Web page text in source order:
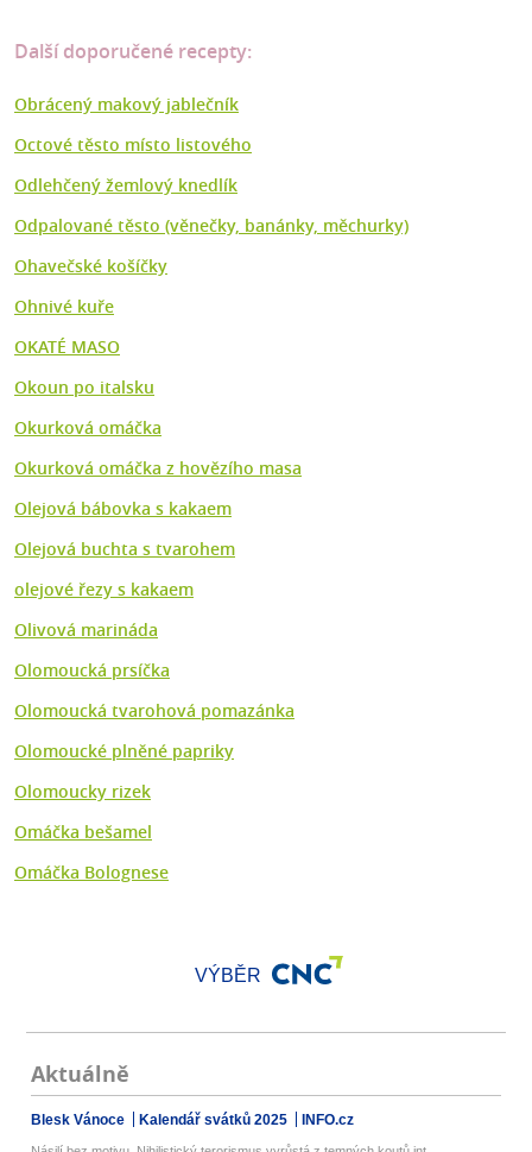
Další doporučené recepty:
Obrácený makový jablečník
Octové těsto místo listového
Odlehčený žemlový knedlík
Odpalované těsto (věnečky, banánky, měchurky)
Ohavečské košíčky
Ohnivé kuře
OKATÉ MASO
Okoun po italsku
Okurková omáčka
Okurková omáčka z hovězího masa
Olejová bábovka s kakaem
Olejová buchta s tvarohem
olejové řezy s kakaem
Olivová marináda
Olomoucká prsíčka
Olomoucká tvarohová pomazánka
Olomoucké plněné papriky
Olomoucky rizek
Omáčka bešamel
Omáčka Bolognese
VÝBĚR
Aktuálně
Blesk Vánoce Kalendář svátků 2025 INFO.cz